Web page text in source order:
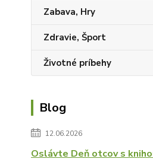
Zabava, Hry
Zdravie, Šport
Životné príbehy
Blog
12.06.2026
Oslávte Deň otcov s